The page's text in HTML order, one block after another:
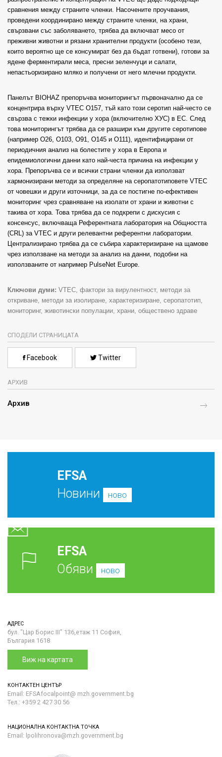
сравнения между страните членки. Насочените проучвания,
проведени координирано между страните членки, на храни,
свързвани със заболяването, трябва да включват месо от
преживни животни и рязани хранителни продукти (особено тези,
които вероятно ще се консумират без да бъдат готвени), готови за
ядене ферментирали меса, пресни зеленчуци и салати,
непастьоризирано мляко и получени от него млечни продукти.
Панелът BIOHAZ препоръчва мониторингът първоначално да се
концентрира върху VTEC O157, тъй като този серотип най-често се
свързва с тежки инфекции у хора (включително ХУС) в ЕС. След
това мониторингът трябва да се разшири към другите серотипове
(например O26, O103, O91, O145 и O111), идентифицирани от
периодичния анализ на болестите у хора в Европа и
епидемиологични данни като най-честа причина на инфекции у
хора. Препоръчва се и всички страни членки да използват
хармонизирани методи за определяне на серопатотиповете VTEC
от човешки и други източници, за да се постигне по-ефективен
мониторинг чрез сравняване на изолати от храни и животни с
такива от хора. Това трябва да се подкрепи с дискусия с
консенсус, включваща Референтната лаборатория на Общността
(CRL) за VTEC и други релевантни референтни лаборатории.
Централизирано трябва да се събира характеризиране на щамове
чрез използване на методи за анализ на данни, подобни на
използваните от например PulseNet Europe.
Ключови думи: VTEC, фактори за вирулентност, методи за
откриване, методи за изолиране, характеризиране, серопатотип,
мониторинг, животински популации, храни, обществено здраве
СПОДЕЛИ СТРАНИЦАТА
Facebook Twitter
АРХИВ
Архив
EFSA
Новини
ново
EFSA
Обяви
ново
АДРЕС
бул. "Цар Борис III" 136,етаж 11 София,
България 1618
Виж на картата
КОНТАКТЕН ЦЕНТЪР
Email: EFSAfocalpoint@ mzh.government.bg
Тел.: +359 2 427 30 56
НАЦИОНАЛНА КОНТАКТНА ТОЧКА
Email: lpolihronova@mzh.government.bg